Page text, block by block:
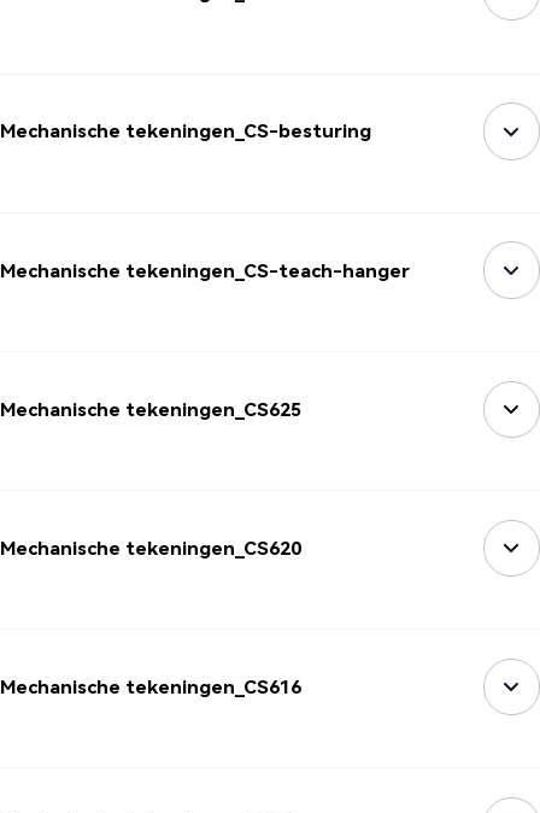
Mechanische tekeningen_CS-besturing
Mechanische tekeningen_CS-teach-hanger
Mechanische tekeningen_CS625
Mechanische tekeningen_CS620
Mechanische tekeningen_CS616